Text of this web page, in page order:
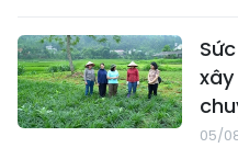
05/